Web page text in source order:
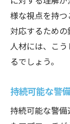
様な視点を持
対応するため
人材には、こ
るでしょう。
持続可能な警
持続可能な警